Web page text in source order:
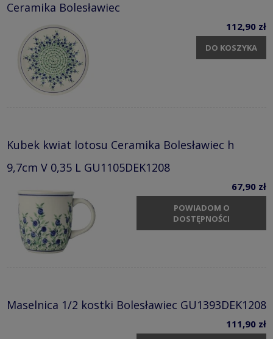
Ceramika Bolesławiec
112,90 zł
DO KOSZYKA
Kubek kwiat lotosu Ceramika Bolesławiec h
9,7cm V 0,35 L GU1105DEK1208
67,90 zł
POWIADOM O
DOSTĘPNOŚCI
Maselnica 1/2 kostki Bolesławiec GU1393DEK1208
111,90 zł